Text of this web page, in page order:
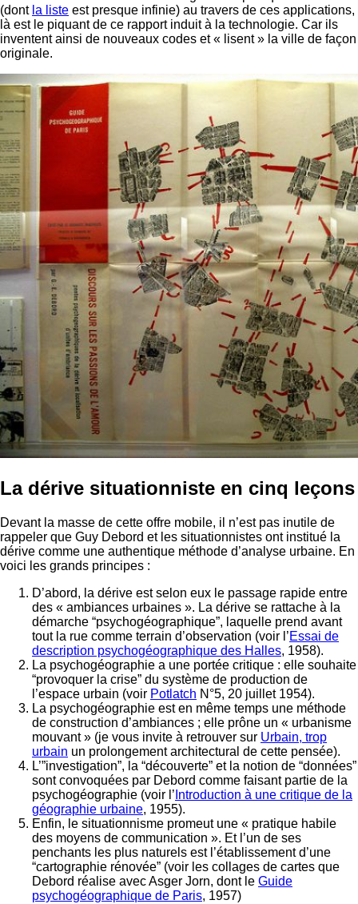
(dont la liste est presque infinie) au travers de ces applications,
là est le piquant de ce rapport induit à la technologie. Car ils
inventent ainsi de nouveaux codes et « lisent » la ville de façon
originale.
La dérive situationniste en cinq leçons
Devant la masse de cette offre mobile, il n’est pas inutile de
rappeler que Guy Debord et les situationnistes ont institué la
dérive comme une authentique méthode d’analyse urbaine. En
voici les grands principes :
D’abord, la dérive est selon eux le passage rapide entre
des « ambiances urbaines ». La dérive se rattache à la
démarche “psychogéographique”, laquelle prend avant
tout la rue comme terrain d’observation (voir l’Essai de
description psychogéographique des Halles, 1958).
La psychogéographie a une portée critique : elle souhaite
“provoquer la crise” du système de production de
l’espace urbain (voir Potlatch N°5, 20 juillet 1954).
La psychogéographie est en même temps une méthode
de construction d’ambiances ; elle prône un « urbanisme
mouvant » (je vous invite à retrouver sur Urbain, trop
urbain un prolongement architectural de cette pensée).
L’”investigation”, la “découverte” et la notion de “données”
sont convoquées par Debord comme faisant partie de la
psychogéographie (voir l’ Introduction à une critique de la
géographie urbaine, 1955).
Enfin, le situationnisme promeut une « pratique habile
des moyens de communication ». Et l’un de ses
penchants les plus naturels est l’établissement d’une
“cartographie rénovée” (voir les collages de cartes que
Debord réalise avec Asger Jorn, dont le Guide
psychogéographique de Paris, 1957)